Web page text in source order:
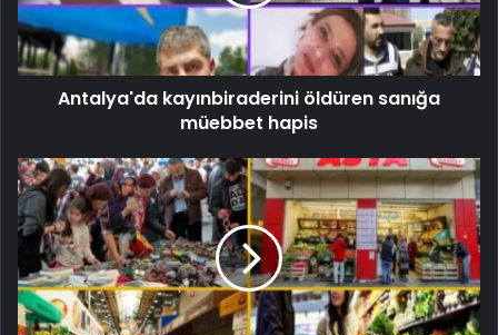
Antalya'da kayınbiraderini öldüren sanığa
müebbet hapis